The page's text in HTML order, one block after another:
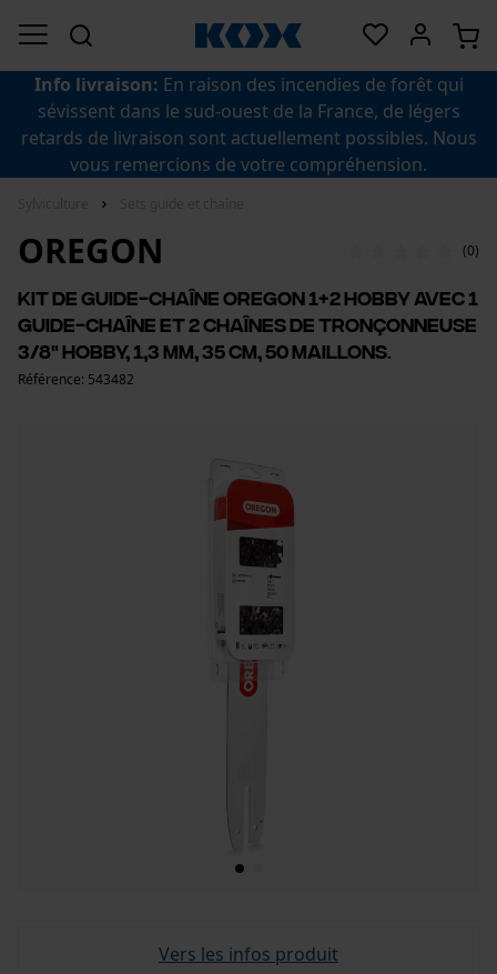
Info livraison: En raison des incendies de forêt qui
sévissent dans le sud-ouest de la France, de légers
retards de livraison sont actuellement possibles. Nous
vous remercions de votre compréhension.
OREGON (0)
Kit de guide-chaîne Oregon 1+2 Hobby avec 1
guide-chaîne et 2 chaînes de tronçonneuse
3/8" Hobby, 1,3 mm, 35 cm, 50 maillons.
Référence: 543482
Vers les infos produit